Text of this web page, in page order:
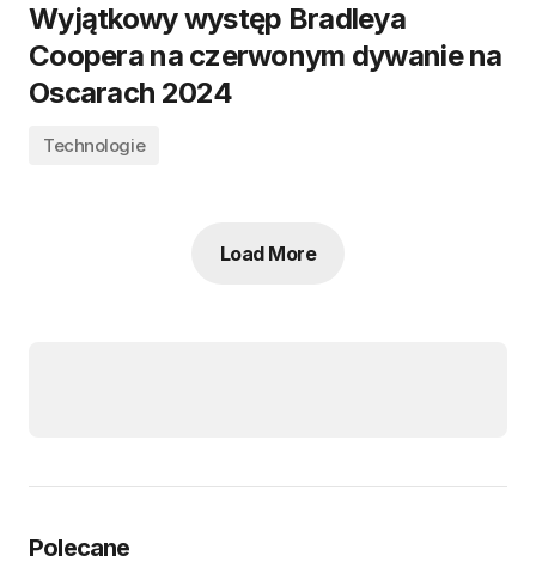
Wyjątkowy występ Bradleya
Coopera na czerwonym dywanie na
Oscarach 2024
Technologie
Load More
Polecane